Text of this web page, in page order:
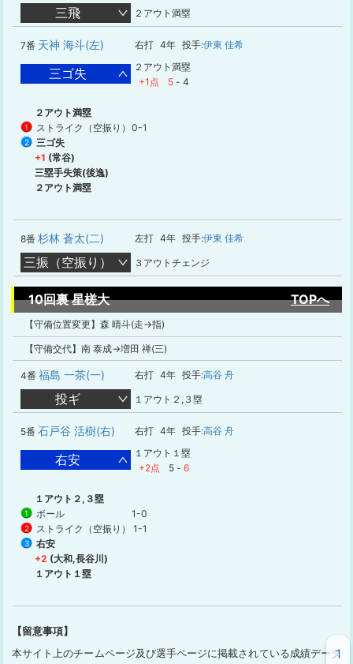
三飛 ２アウト満塁
7番 天神 海斗(左) 右打 4年 投手:伊東 佳希
三ゴ失
２アウト満塁
+1点
5 - 4
２アウト満塁
1 ストライク（空振り） 0-1
2
三ゴ失
+1 (常谷)
三塁手失策(後逸)
２アウト満塁
8番 杉林 蒼太(二) 左打 4年 投手:伊東 佳希
三振（空振り） ３アウトチェンジ
10回裏 星槎大 TOPへ
【守備位置変更】森 晴斗(走→指)
【守備交代】南 泰成→増田 禅(三)
4番 福島 一茶(一) 右打 4年 投手:高谷 舟
投ギ １アウト２,３塁
5番 石戸谷 活樹(右) 右打 4年 投手:高谷 舟
右安
１アウト１塁
+2点
5 - 6
１アウト２,３塁
1 ボール 1-0
2 ストライク（空振り） 1-1
3
右安
+2 (大和,長谷川)
１アウト１塁
【留意事項】
本サイト上のチームページ及び選手ページに掲載されている成績データ
1